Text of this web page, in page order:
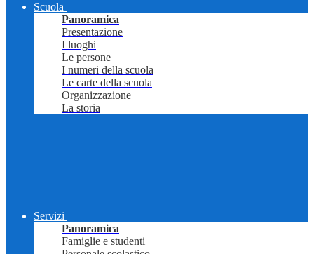
Scuola
Panoramica
Presentazione
I luoghi
Le persone
I numeri della scuola
Le carte della scuola
Organizzazione
La storia
Servizi
Panoramica
Famiglie e studenti